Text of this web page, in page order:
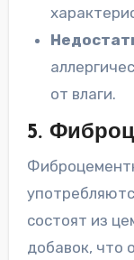
от влаги.
5.
состоят из
добавок, что